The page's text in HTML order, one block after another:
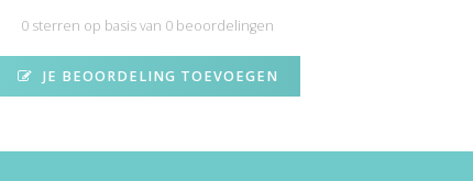
0 sterren op basis van 0 beoordelingen
JE BEOORDELING TOEVOEGEN